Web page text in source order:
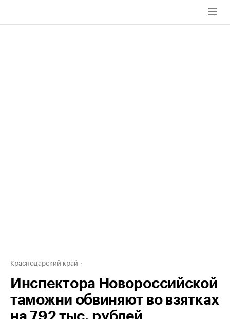
Краснодарский край
Инспектора Новороссийской
таможни обвиняют во взятках